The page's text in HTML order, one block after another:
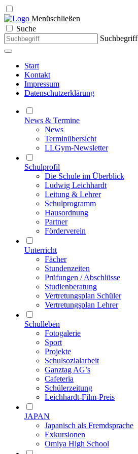
Menüschließen
Suche
Suchbegriff
Start
Kontakt
Impressum
Datenschutzerklärung
News & Termine
News
Terminübersicht
LLGym-Newsletter
Schulprofil
Die Schule im Überblick
Ludwig Leichhardt
Leitung & Lehrer
Schulprogramm
Hausordnung
Partner
Förderverein
Unterricht
Fächer
Stundenzeiten
Prüfungen / Abschlüsse
Studienberatung
Vertretungsplan Schüler
Vertretungsplan Lehrer
Schulleben
Fotogalerie
Sport
Projekte
Schulsozialarbeit
Ganztag AG’s
Cafeteria
Schülerzeitung
Leichhardt-Film-Preis
JAPAN
Japanisch als Fremdsprache
Exkursionen
Omiya High School